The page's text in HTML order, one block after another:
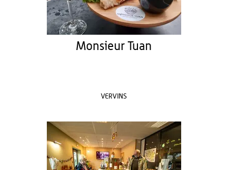
Monsieur Tuan
VERVINS